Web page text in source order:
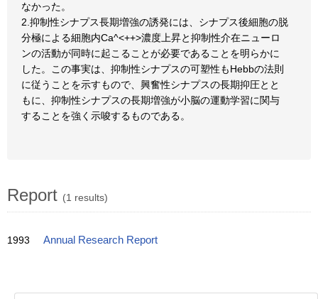
なかった。
2.抑制性シナプス長期増強の誘発には、シナプス後細胞の脱
分極による細胞内Ca^<++>濃度上昇と抑制性介在ニューロ
ンの活動が同時に起こることが必要であることを明らかに
した。この事実は、抑制性シナプスの可塑性もHebbの法則
に従うことを示すもので、興奮性シナプスの長期抑圧とと
もに、抑制性シナプスの長期増強が小脳の運動学習に関与
することを強く示唆するものである。
Report (1 results)
1993 Annual Research Report